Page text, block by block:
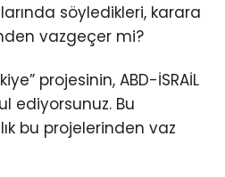
söyledikleri, karara
vazgeçer mi?
projesinin, ABD-İSRAİL
ediyorsunuz. Bu
bu projelerinden vaz